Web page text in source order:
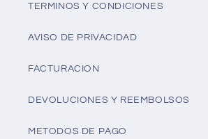
TERMINOS Y CONDICIONES
AVISO DE PRIVACIDAD
FACTURACION
DEVOLUCIONES Y REEMBOLSOS
METODOS DE PAGO